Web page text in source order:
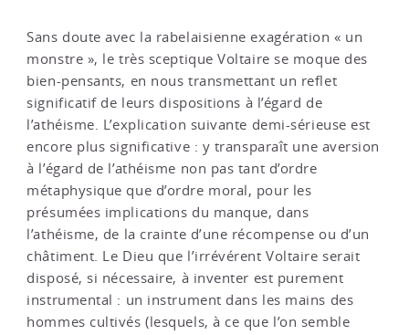
Sans doute avec la rabelaisienne exagération « un
monstre », le très sceptique Voltaire se moque des
bien-pensants, en nous transmettant un reflet
significatif de leurs dispositions à l’égard de
l’athéisme. L’explication suivante demi-sérieuse est
encore plus significative : y transparaît une aversion
à l’égard de l’athéisme non pas tant d’ordre
métaphysique que d’ordre moral, pour les
présumées implications du manque, dans
l’athéisme, de la crainte d’une récompense ou d’un
châtiment. Le Dieu que l’irrévérent Voltaire serait
disposé, si nécessaire, à inventer est purement
instrumental : un instrument dans les mains des
hommes cultivés (lesquels, à ce que l’on semble